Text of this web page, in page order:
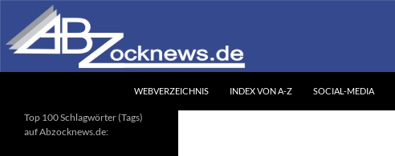
Inhalt
springen
WEBVERZEICHNIS INDEX VON A-Z SOCIAL-MEDIA
Ihr unabhängiges
Informationsportal
Top 100 Schlagwörter (Tags)
auf Abzocknews.de: